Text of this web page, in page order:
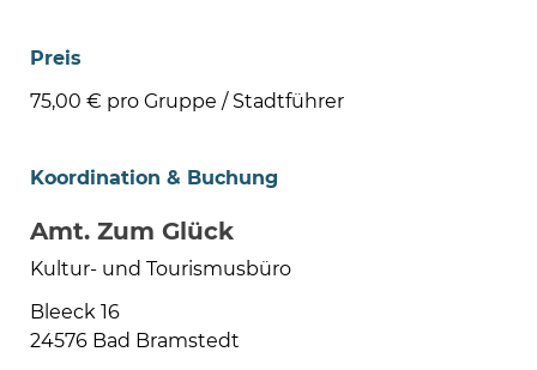
Preis
75,00 € pro Gruppe / Stadtführer
Koordination & Buchung
Amt. Zum Glück
Kultur- und Tourismusbüro
Bleeck 16
24576 Bad Bramstedt